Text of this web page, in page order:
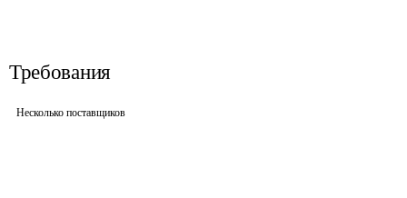
Требования
Несколько поставщиков